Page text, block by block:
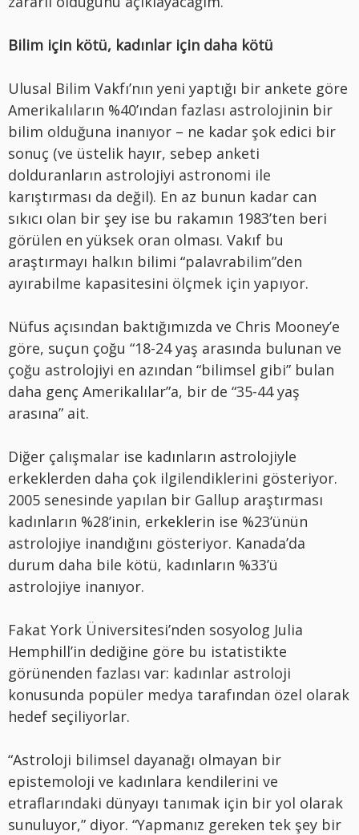
Bilim için kötü, kadınlar için daha kötü
Ulusal Bilim Vakfı’nın yeni yaptığı bir ankete göre
Amerikalıların %40’ından fazlası astrolojinin bir
bilim olduğuna inanıyor – ne kadar şok edici bir
sonuç (ve üstelik hayır, sebep anketi
dolduranların astrolojiyi astronomi ile
karıştırması da değil). En az bunun kadar can
sıkıcı olan bir şey ise bu rakamın 1983’ten beri
görülen en yüksek oran olması. Vakıf bu
araştırmayı halkın bilimi “palavrabilim”den
ayırabilme kapasitesini ölçmek için yapıyor.
Nüfus açısından baktığımızda ve Chris Mooney’e
göre, suçun çoğu “18-24 yaş arasında bulunan ve
çoğu astrolojiyi en azından “bilimsel gibi” bulan
daha genç Amerikalılar”a, bir de “35-44 yaş
arasına” ait.
Diğer çalışmalar ise kadınların astrolojiyle
erkeklerden daha çok ilgilendiklerini gösteriyor.
2005 senesinde yapılan bir Gallup araştırması
kadınların %28’inin, erkeklerin ise %23’ünün
astrolojiye inandığını gösteriyor. Kanada’da
durum daha bile kötü, kadınların %33’ü
astrolojiye inanıyor.
Fakat York Üniversitesi’nden sosyolog Julia
Hemphill’in dediğine göre bu istatistikte
görünenden fazlası var: kadınlar astroloji
konusunda popüler medya tarafından özel olarak
hedef seçiliyorlar.
“Astroloji bilimsel dayanağı olmayan bir
epistemoloji ve kadınlara kendilerini ve
etraflarındaki dünyayı tanımak için bir yol olarak
sunuluyor,” diyor. “Yapmanız gereken tek şey bir